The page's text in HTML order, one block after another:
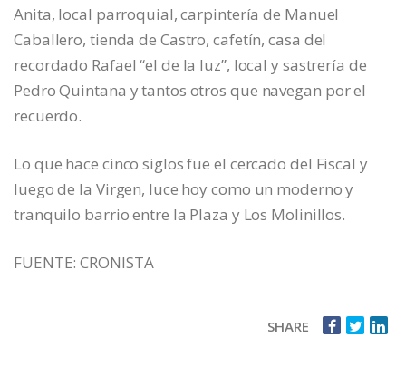
Anita, local parroquial, carpintería de Manuel
Caballero, tienda de Castro, cafetín, casa del
recordado Rafael “el de la luz”, local y sastrería de
Pedro Quintana y tantos otros que navegan por el
recuerdo.
Lo que hace cinco siglos fue el cercado del Fiscal y
luego de la Virgen, luce hoy como un moderno y
tranquilo barrio entre la Plaza y Los Molinillos.
FUENTE: CRONISTA
SHARE